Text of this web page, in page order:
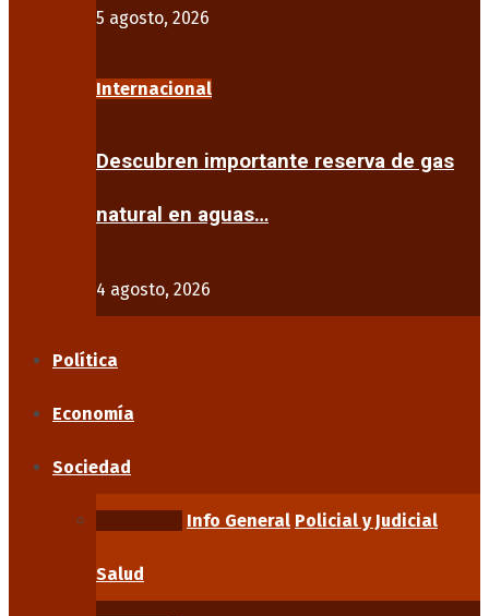
5 agosto, 2026
Internacional
Descubren importante reserva de gas
natural en aguas…
4 agosto, 2026
Política
Economía
Sociedad
Info General Policial y Judicial
Salud